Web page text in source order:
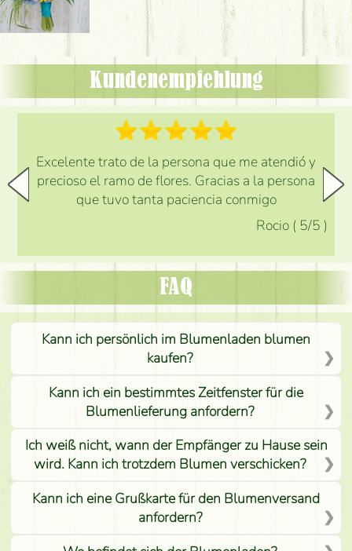
Kundenempfehlung
Excelente trato de la persona que me atendió y
precioso el ramo de flores. Gracias a la persona
que tuvo tanta paciencia conmigo
Rocio ( 5/5 )
FAQ
Kann ich persönlich im Blumenladen blumen
kaufen?
Kann ich ein bestimmtes Zeitfenster für die
Blumenlieferung anfordern?
Ich weiß nicht, wann der Empfänger zu Hause sein
wird. Kann ich trotzdem Blumen verschicken?
Kann ich eine Grußkarte für den Blumenversand
anfordern?